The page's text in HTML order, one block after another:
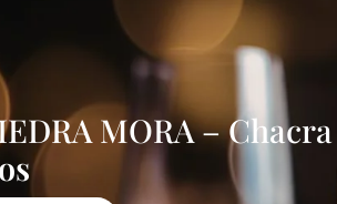
MORA – Chacra